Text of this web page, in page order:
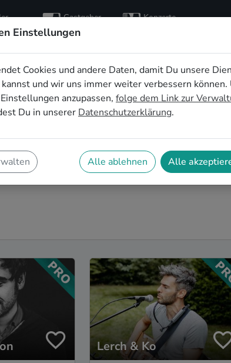
Gastgeber Konzerte
für die
zu einem unvergesslichen Erlebnis
findest Du Alternative Musiker*innen
zu Deiner Feier und Deinen Wünschen
Lerch & Ko
Einstellungen
Cookies und andere Daten, damit Du unsere
und wir uns immer weiter verbessern können.
anzupassen, folge dem Link zur
Du in unserer Datenschutzerklärung.
Alle ablehnen Alle